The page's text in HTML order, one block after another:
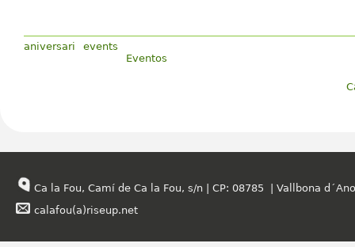
aniversari
events
Eventos
Ca la Fou, Camí de Ca la Fou, s/n | CP: 08785 | Vallbona
calafou(a)riseup.net